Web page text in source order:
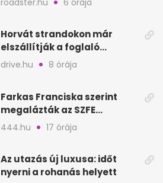
roadster.hu 6 órája
Horvát strandokon már
elszállítják a foglaló
törölközőket is
drive.hu 8 órája
Farkas Franciska szerint
megalázták az SZFE
felvételijén, vizsgálat indult
444.hu 17 órája
Az utazás új luxusa: időt
nyerni a rohanás helyett